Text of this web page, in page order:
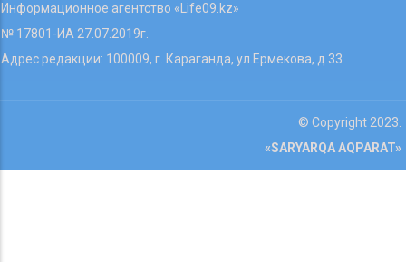
Информационное агентство «Life09.kz»
№ 17801-ИА 27.07.2019г.
Адрес редакции: 100009, г. Караганда, ул.Ермекова, д.33
© Copyright 2023.
«SARYARQA AQPARAT»